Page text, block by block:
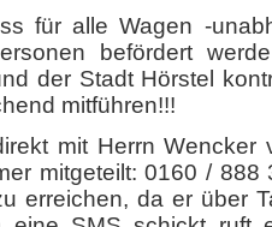
für alle Wagen -
befördert
der Stadt Hörstel
mitführen!!!
mit Herrn Wencker
mitgeteilt: 0160 /
erreichen, da er über